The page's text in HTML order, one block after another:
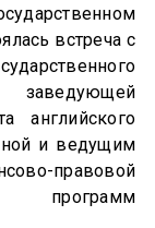
встреча с
заведующей
английского
и ведущим
правовой
программ